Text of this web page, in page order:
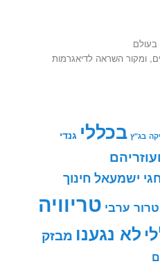
בעולם
ומקור השראה לדיאגרמות
בג"ץ בכללי גנדי
ישמעאל חינוך
טרור ערבי טריוויה
לא נגענו מבזק